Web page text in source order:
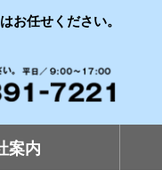
お任せください。
案内